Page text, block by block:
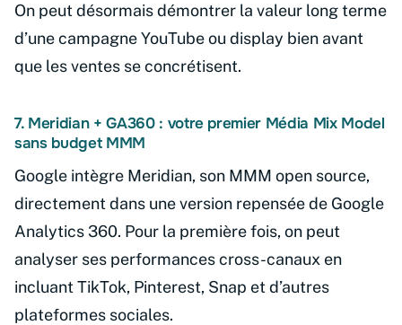
On peut désormais démontrer la valeur long terme
d’une campagne YouTube ou display bien avant
que les ventes se concrétisent.
7. Meridian + GA360 : votre premier Média Mix Model
sans budget MMM
Google intègre Meridian, son MMM open source,
directement dans une version repensée de Google
Analytics 360. Pour la première fois, on peut
analyser ses performances cross-canaux en
incluant TikTok, Pinterest, Snap et d’autres
plateformes sociales.